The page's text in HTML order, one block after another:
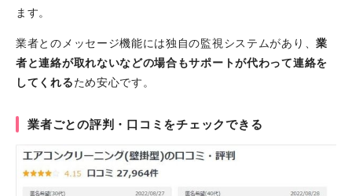
ます。
業者とのメッセージ機能には独自の監視システムがあり、業
者と連絡が取れないなどの場合もサポートが代わって連絡を
してくれるため安心です。
業者ごとの評判・口コミをチェックできる